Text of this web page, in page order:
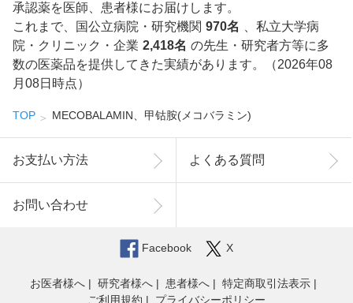
承認薬を医師、患者様にお届けします。
これまで、国公立病院・研究機関 970名
、私立大学病
院・クリニック・企業 2,418名 の先生・研究者方等に多
数の医薬品を提供してきた実績があります。（2026年08
月08日時点）
TOP MECOBALAMIN、甲钴胺(メコバラミン)
お支払い方法 よくある質問
お問い合わせ
Facebook X
お医者様へ 研究者様へ 患者様へ
特定商取引法表示
ご利用規約
プライバシーポリシー